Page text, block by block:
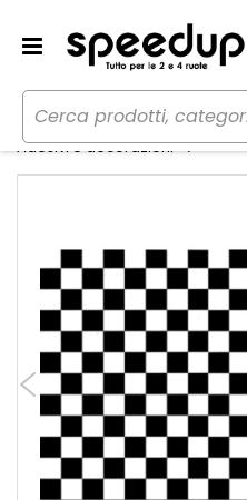
Home Auto
Tuning
Adesivi e decorazioni